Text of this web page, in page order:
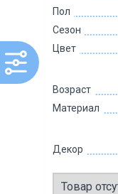
Пол
Сезон
Цвет
Возраст
Материал
Декор
Товар